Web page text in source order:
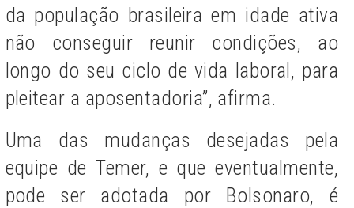
da população brasileira em idade ativa
não conseguir reunir condições, ao
longo do seu ciclo de vida laboral, para
pleitear a aposentadoria”, afirma.
Uma das mudanças desejadas pela
equipe de Temer, e que eventualmente,
pode ser adotada por Bolsonaro, é